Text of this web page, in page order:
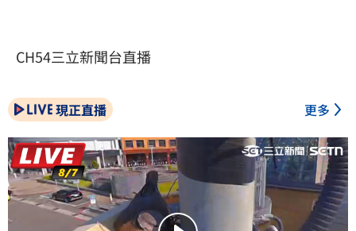
CH54三立新聞台直播
現正直播 更多